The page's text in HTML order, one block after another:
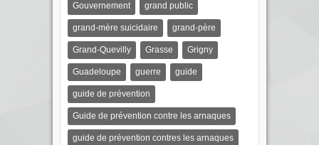
Gouvernement grand public
grand-mère suicidaire grand-père
Grand-Quevilly Grasse Grigny
Guadeloupe guerre guide
guide de prévention
Guide de prévention contre les arnaques
guide de prévention contres les arnaques